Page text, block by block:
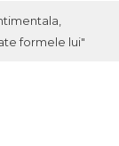
formele lui"